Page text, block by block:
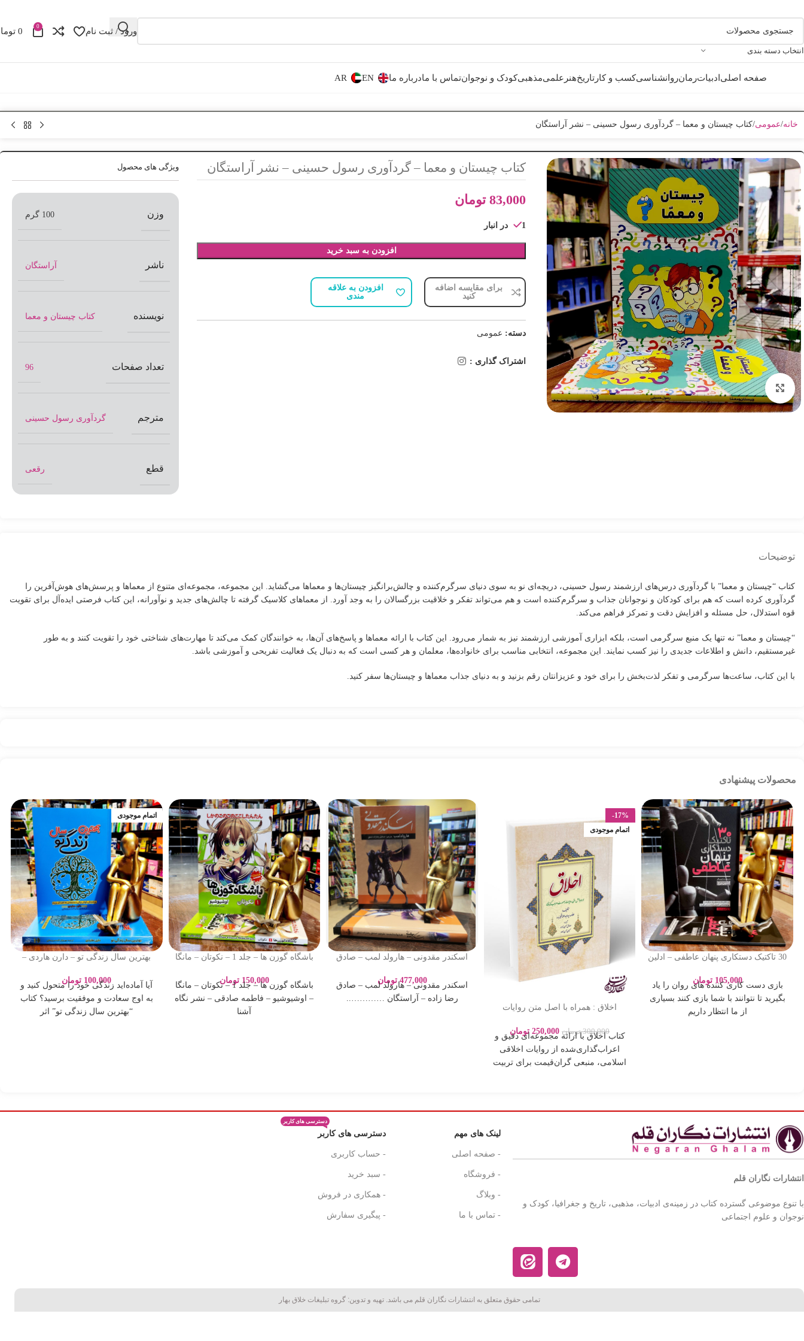
انتخاب دسته بندی
ورود / ثبت نام 0
0
صفحه اصلی ادبیاترمانروانشناسیکسب و کار تاریخهنر علمیمذهبیکودک و نوجوانتماس با مادرباره ما EN
AR
خانه عمومی کتاب چیستان و معما – گردآوری رسول حسینی – نشر آراستگان
بزرگنمایی تصویر
کتاب چیستان و معما – گردآوری رسول حسینی – نشر آراستگان
83,000 تومان
1 در انبار
افزودن به سبد خرید
برای مقایسه اضافه
کنید
افزودن به علاقه
مندی
دسته: عمومی
اشتراک گذاری :
ویژگی های محصول
وزن 100 گرم
ناشر آراستگان
نویسنده کتاب چیستان و معما
تعداد صفحات 96
مترجم گردآوری رسول حسینی
قطع رقعی
توضیحات
کتاب “چیستان و معما” با گردآوری درس‌های ارزشمند رسول حسینی، دریچه‌ای نو به سوی دنیای سرگرم‌کننده و چالش‌برانگیز چیستان‌ها و معماها می‌گشاید. این مجموعه، مجموعه‌ای متنوع از معماها و پرسش‌های هوش‌آفرین را
گردآوری کرده است که هم برای کودکان و نوجوانان جذاب و سرگرم‌کننده است و هم می‌تواند تفکر و خلاقیت بزرگسالان را به وجد آورد. از معماهای کلاسیک گرفته تا چالش‌های جدید و نوآورانه، این کتاب فرصتی ایده‌آل برای تقویت
قوه استدلال، حل مسئله و افزایش دقت و تمرکز فراهم می‌کند.
“چیستان و معما” نه تنها یک منبع سرگرمی است، بلکه ابزاری آموزشی ارزشمند نیز به شمار می‌رود. این کتاب با ارائه معماها و پاسخ‌های آن‌ها، به خوانندگان کمک می‌کند تا مهارت‌های شناختی خود را تقویت کنند و به طور
غیرمستقیم، دانش و اطلاعات جدیدی را نیز کسب نمایند. این مجموعه، انتخابی مناسب برای خانواده‌ها، معلمان و هر کسی است که به دنبال یک فعالیت تفریحی و آموزشی باشد.
با این کتاب، ساعت‌ها سرگرمی و تفکر لذت‌بخش را برای خود و عزیزانتان رقم بزنید و به دنیای جذاب معماها و چیستان‌ها سفر کنید.
محصولات پیشنهادی
30 تاکتیک دستکاری پنهان عاطفی – ادلین
105,000 تومان
بازی دست کاری کننده های روان را یاد
بگیرید تا نتوانند با شما بازی کنند بسیاری
از ما انتظار داریم
-17%
اتمام موجودی
اخلاق : همراه با اصل متن روایات
300,000 تومان 250,000 تومان
کتاب اخلاق با ارائه مجموعه‌ای دقیق و
اعراب‌گذاری‌شده از روایات اخلاقی
اسلامی، منبعی گران‌قیمت برای تربیت
اسکندر مقدونی – هارولد لمب – صادق
477,000 تومان
اسکندر مقدونی – هارولد لمب – صادق
رضا زاده – آراستگان …………..
باشگاه گوزن ها – جلد 1 – نکوتان – مانگا
آشنا
150,000 تومان
باشگاه گوزن ها – جلد 1 – نکوتان – مانگا
– اوشیوشیو – فاطمه صادقی – نشر نگاه
آشنا
اتمام موجودی
بهترین سال زندگی تو – دارن هاردی –
آراستگان
100,000 تومان
آیا آماده‌اید زندگی خود را متحول کنید و
به اوج سعادت و موفقیت برسید؟ کتاب
“بهترین سال زندگی تو” اثر
انتشارات نگاران قلم
با تنوع موضوعی گسترده کتاب در زمینه‌ی ادبیات، مذهبی، تاریخ و جغرافیا، کودک و
نوجوان و علوم اجتماعی
لینک های مهم
- صفحه اصلی
- فروشگاه
- وبلاگ
- تماس با ما
دسترسی های کاربر
دسترسی های کاربر
- حساب کاربری
- سبد خرید
- همکاری در فروش
- پیگیری سفارش
تمامی حقوق متعلق به انتشارات نگاران قلم می باشد. تهیه و تدوین: گروه تبلیغات خلاق بهار